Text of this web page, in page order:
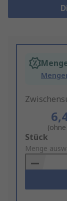
Add
to
Basket
Stück
Menge